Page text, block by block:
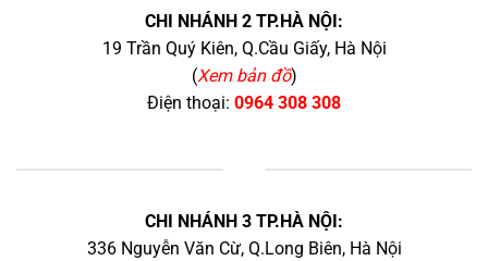
CHI NHÁNH 2 TP.HÀ NỘI:
19 Trần Quý Kiên, Q.Cầu Giấy, Hà Nội
(Xem bản đồ)
Điện thoại: 0964 308 308
CHI NHÁNH 3 TP.HÀ NỘI:
336 Nguyễn Văn Cừ, Q.Long Biên, Hà Nội